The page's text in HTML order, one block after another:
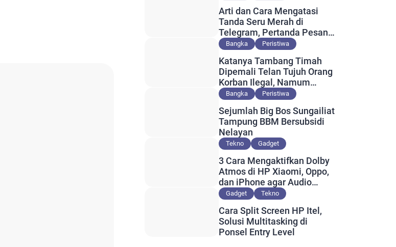
Arti dan Cara Mengatasi
Tanda Seru Merah di
Telegram, Pertanda Pesan
Gagal Terkirim?
Bangka Peristiwa
Katanya Tambang Timah
Dipemali Telan Tujuh Orang
Korban Ilegal, Namum
Muncul Slip Pembayaran
Bangka Peristiwa
Sejumlah Big Bos Sungailiat
Tampung BBM Bersubsidi
Nelayan
Tekno Gadget
3 Cara Mengaktifkan Dolby
Atmos di HP Xiaomi, Oppo,
dan iPhone agar Audio
Lebih Maksimal
Gadget Tekno
Cara Split Screen HP Itel,
Solusi Multitasking di
Ponsel Entry Level